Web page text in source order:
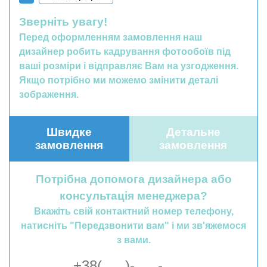
Зверніть увагу!
Перед оформленням замовлення наш
дизайнер робить кадрування фотообоїв під
ваші розміри і відправляє Вам на узгодження.
Якщо потрібно ми можемо змінити деталі
зображення.
Швидке
замовлення
Детальне
замовлення
Потрібна допомога дизайнера або
консультація менеджера?
Вкажіть свій контактний номер телефону,
натисніть "Передзвонити вам" і ми зв'яжемося
з вами.